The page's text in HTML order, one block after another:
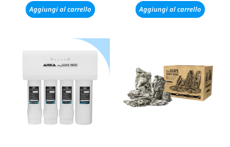
Aggiungi al carrello Aggiungi al carrello